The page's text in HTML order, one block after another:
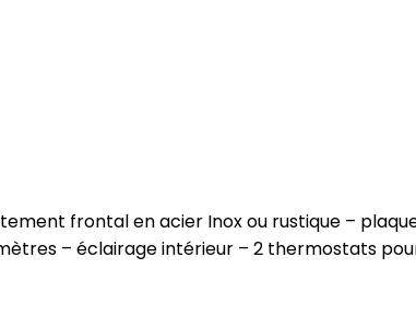
frontal en acier Inox ou rustique –
– éclairage intérieur – 2 thermostats